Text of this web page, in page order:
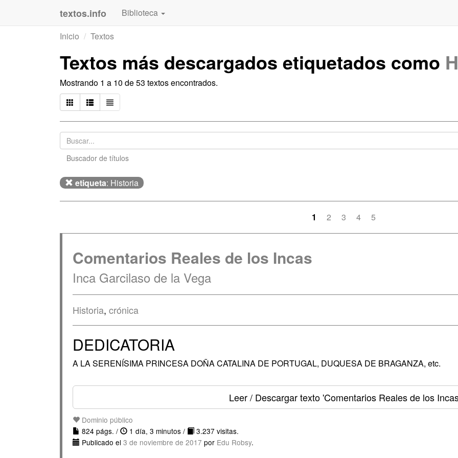
textos.info
Biblioteca
Inicio
Textos
Textos más descargados etiquetados como
Mostrando 1 a 10 de 53 textos encontrados.
Buscador de títulos
etiqueta: Historia
1 2 3 4 5
Comentarios Reales de los Incas
Inca Garcilaso de la Vega
Historia, crónica
DEDICATORIA
A LA SERENÍSIMA PRINCESA DOÑA CATALINA DE PORTUGAL, DUQUESA DE BRAGANZA, etc.
Leer / Descargar texto'Comentarios Reales de los
Dominio público
824 págs. /
1 día, 3 minutos /
3.237 visitas.
Publicado el 3 de noviembre de 2017 por Edu Robsy.